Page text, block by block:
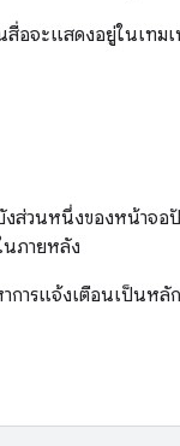
สื่อจะแสดงอยู่ในเทม
ส่วนหนึ่งของหน้าจอ
ภายหลัง
การแจ้งเตือนเป็นหลั